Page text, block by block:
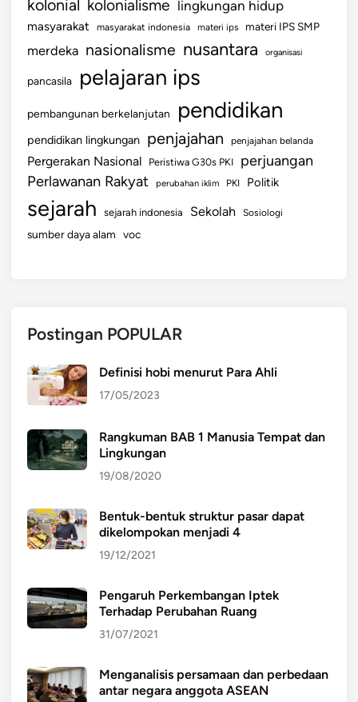
s
i
kolonial kolonialisme lingkungan hidup
masyarakat masyarakat indonesia materi ips materi IPS SMP
merdeka nasionalisme nusantara organisasi
pancasila pelajaran ips
pembangunan berkelanjutan pendidikan
pendidikan lingkungan penjajahan penjajahan belanda
Pergerakan Nasional Peristiwa G30s PKI perjuangan
Perlawanan Rakyat perubahan iklim PKI Politik
sejarah sejarah indonesia Sekolah Sosiologi
sumber daya alam voc
Postingan POPULAR
Definisi hobi menurut Para Ahli
17/05/2023
Rangkuman BAB 1 Manusia Tempat dan
Lingkungan
19/08/2020
Bentuk-bentuk struktur pasar dapat
dikelompokan menjadi 4
19/12/2021
Pengaruh Perkembangan Iptek
Terhadap Perubahan Ruang
31/07/2021
Menganalisis persamaan dan perbedaan
antar negara anggota ASEAN